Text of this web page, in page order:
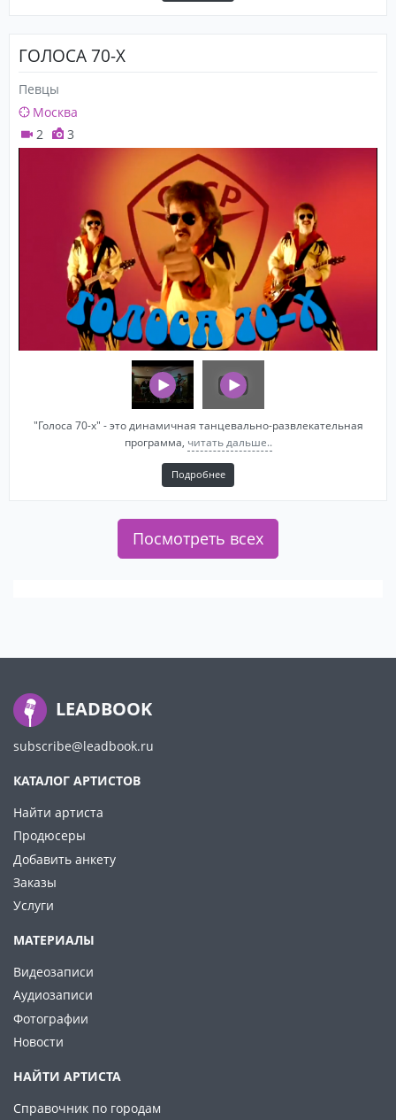
ГОЛОСА 70-Х
Певцы
Москва
2
3
"Голоса 70-х" - это динамичная танцевально-развлекательная
программа, читать дальше..
Подробнее
Посмотреть всех
LEADBOOK
subscribe@leadbook.ru
КАТАЛОГ АРТИСТОВ
Найти артиста
Продюсеры
Добавить анкету
Заказы
Услуги
МАТЕРИАЛЫ
Видеозаписи
Аудиозаписи
Фотографии
Новости
НАЙТИ АРТИСТА
Справочник по городам